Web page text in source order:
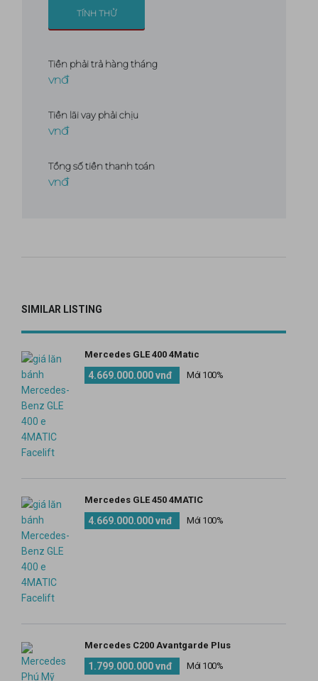
TÍNH THỬ
Tiền phải trả hàng tháng
Tiền lãi vay phải chịu
Tổng số tiền thanh toán
SIMILAR LISTING
Mercedes GLE 400 4Matic
4.669.000.000 vnđ Mới 100%
Mercedes GLE 450 4MATIC
4.669.000.000 vnđ Mới 100%
Mercedes C200 Avantgarde Plus
1.799.000.000 vnđ Mới 100%